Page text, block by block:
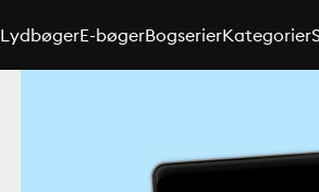
LydbøgerE-bøgerBogserierKategorier